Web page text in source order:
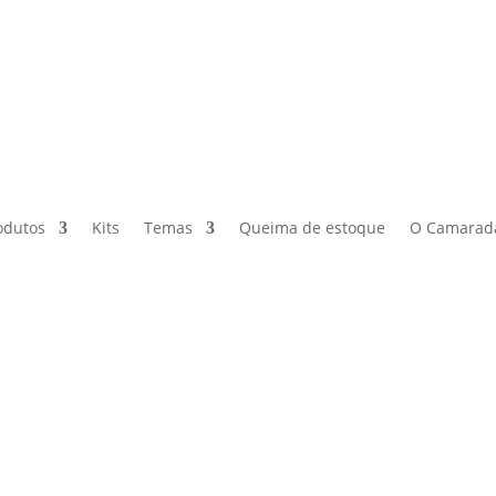
Kits Temas Queima de estoque O